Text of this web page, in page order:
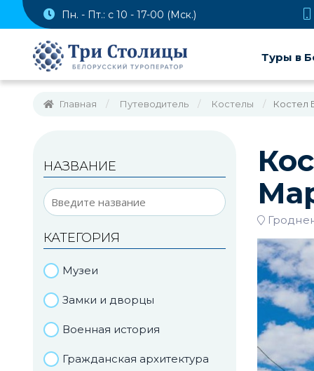
Пн. - Пт.: с 10 - 17-00 (Мск.)
Туры в
Главная Путеводитель Костелы Костел
НАЗВАНИЕ
КАТЕГОРИЯ
Музеи
Замки и дворцы
Военная история
Гражданская архитектура